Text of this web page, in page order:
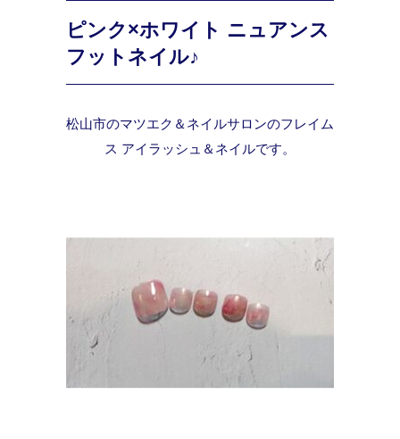
ピンク×ホワイト ニュアンス
フットネイル♪
松山市のマツエク＆ネイルサロンのフレイム
ス アイラッシュ＆ネイルです。